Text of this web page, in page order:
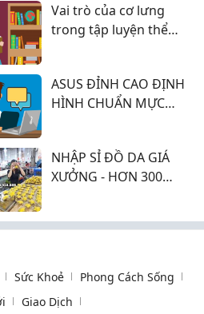
Vai trò của cơ lưng
trong tập luyện thể
ASUS ĐỈNH CAO ĐỊNH
HÌNH CHUẨN MỰC
NHẬP SỈ ĐỒ DA GIÁ
XƯỞNG - HƠN 300
ĐẠI LÝ KINH DOANH
Sức Khoẻ
Phong Cách Sống
Giao Dịch